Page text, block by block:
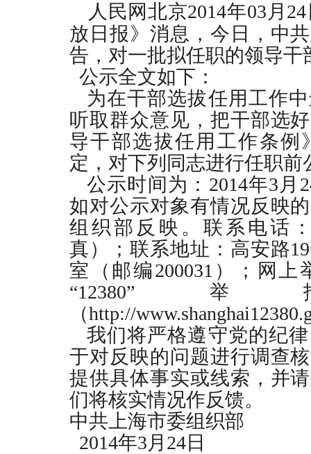
人民网北京2014年03 月 24
放日报》消息，今日，中
告，对一批拟任职的领导干
公示全文如下：
为在干部选拔任用工作
听取群众意见，把干部选
导干部选拔任用工作条例
定，对下列同志进行任职前
公示时间为： 2014年3 月
如对公示对象有情况反映
组织部反映。联系电话
真）；联系地址：高安路19
室（邮编200031 ）；网上
“12380”举
（http://
我们将严格遵守党的纪
于对反映的问题进行调查
提供具体事实或线索，并
们将核实情况作反馈。
中共上海市委组织部
2014年3月 24日